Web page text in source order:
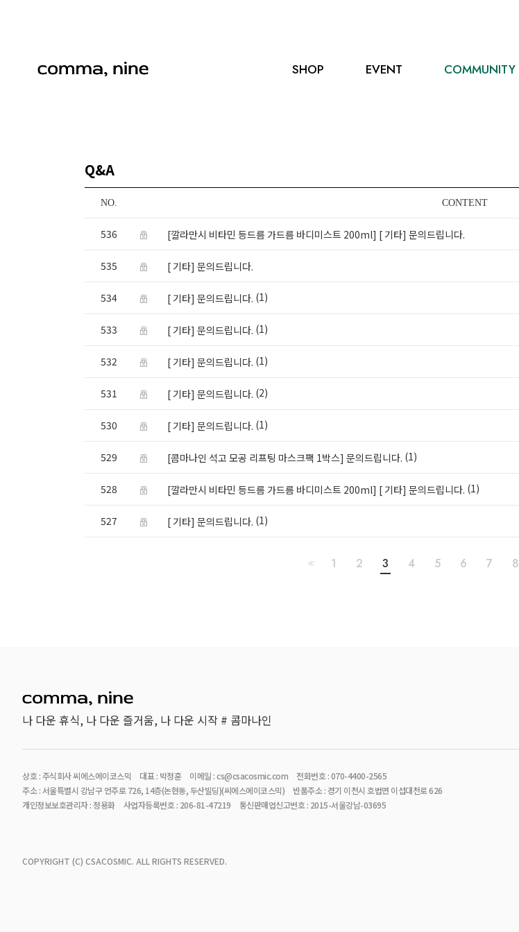
SHOP EVENT COMMUNITY
Q&A
NO. CONTENT
536 [깔라만시 비타민 등드름 가드름 바디미스트 200ml] [ 기타] 문의드립니다.
535 [ 기타] 문의드립니다.
534 [ 기타] 문의드립니다. (1)
533 [ 기타] 문의드립니다. (1)
532 [ 기타] 문의드립니다. (1)
531 [ 기타] 문의드립니다. (2)
530 [ 기타] 문의드립니다. (1)
529 [콤마나인 석고 모공 리프팅 마스크팩 1박스] 문의드립니다. (1)
528 [깔라만시 비타민 등드름 가드름 바디미스트 200ml] [ 기타] 문의드립니다. (1)
527 [ 기타] 문의드립니다. (1)
<< 1 2 3 4 5 6 7 8
나 다운 휴식, 나 다운 즐거움, 나 다운 시작 # 콤마나인
상호 : 주식회사 씨에스에이코스믹 대표 : 박정훈 이메일 : cs@csacosmic.com
전화번호 : 070-4400-2565
주소 : 서울특별시 강남구 언주로 726, 14층(논현동, 두산빌딩)(씨에스에이코스믹)
반품주소 : 경기 이천시 호법면 이섭대천로 626
개인정보보호관리자 : 정용화
사업자등록번호 : 206-81-47219 통신판매업신고번호 : 2015-서울강남-03695
COPYRIGHT (C) CSACOSMIC. ALL RIGHTS RESERVED.